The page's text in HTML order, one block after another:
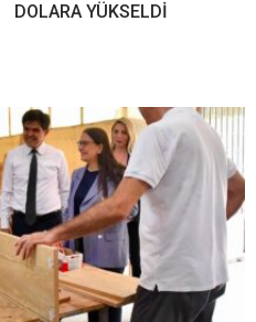
DOLARA YÜKSELDİ